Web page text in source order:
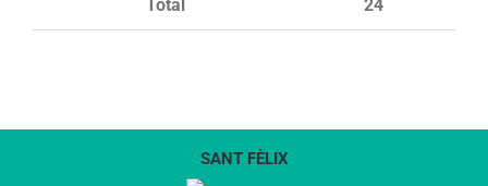
Total 24
SANT FÈLIX